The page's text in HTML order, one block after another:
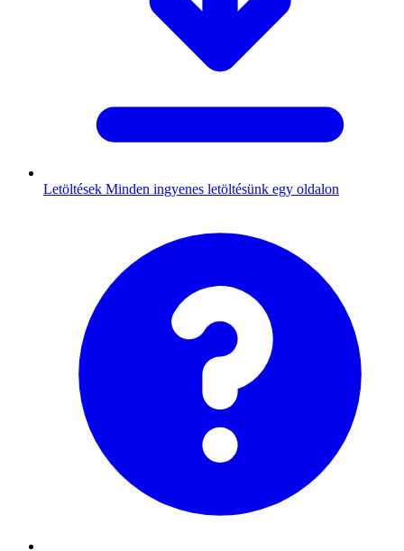
Letöltések Minden ingyenes letöltésünk egy oldalon